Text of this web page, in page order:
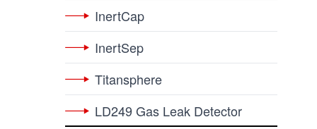
InertCap
InertSep
Titansphere
LD249 Gas Leak Detector